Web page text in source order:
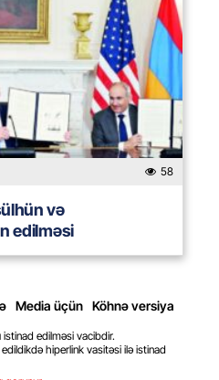
58
və
edilməsi
Media üçün Köhnə versiya
istinad edilməsi vacibdir.
hiperlink vasitəsi ilə istinad